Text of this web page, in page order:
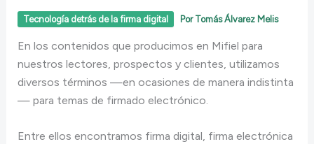
Tecnología detrás de la firma digital Por Tomás Álvarez Melis
En los contenidos que producimos en Mifiel para
nuestros lectores, prospectos y clientes, utilizamos
diversos términos —en ocasiones de manera indistinta
— para temas de firmado electrónico.
Entre ellos encontramos firma digital, firma electrónica